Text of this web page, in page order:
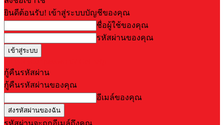
ยินดีต้อนรับ! เข้าสู่ระบบบัญชีของคุณ
ชื่อผู้ใช้ของคุณ
รหัสผ่านของคุณ
กู้คืนรหัสผ่าน
กู้คืนรหัสผ่านของคุณ
อีเมล์ของคุณ
รหัสผ่านจะถูกอีเมล์ถึงคุณ